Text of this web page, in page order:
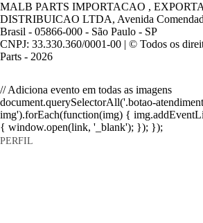
MALB PARTS IMPORTACAO ,
DISTRIBUICAO LTDA, Avenida
Brasil - 05866-000 - São Paulo - SP
CNPJ: 33.330.360/0001-00 | © Todos os
Parts - 2026
// Adiciona evento em todas as imagens
document.querySelectorAll('.botao-
img').forEach(function(img) {
{ window.open(link, '_blank'); }); });